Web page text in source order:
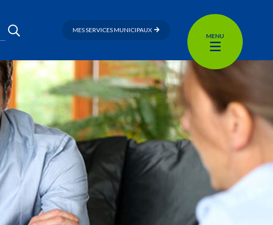
MES SERVICES MUNICIPAUX
MENU